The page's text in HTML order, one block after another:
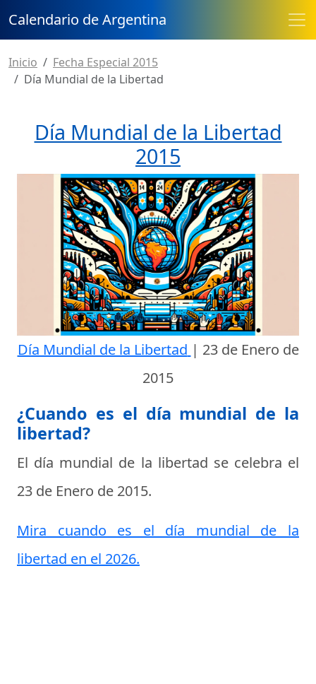
Calendario de Argentina
Inicio
Fecha Especial 2015
Día Mundial de la Libertad
Día Mundial de la Libertad
2015
Día Mundial de la Libertad | 23 de Enero de
2015
¿Cuando es el día mundial de la
libertad?
El día mundial de la libertad se celebra el
23 de Enero de 2015.
Mira cuando es el día mundial de la
libertad en el 2026.